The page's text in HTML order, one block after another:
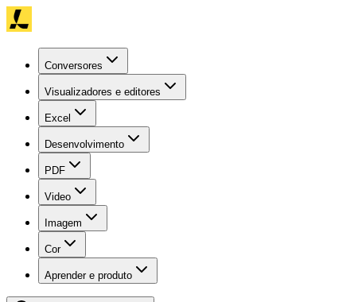
Conversores
Visualizadores e editores
Excel
Desenvolvimento
PDF
Video
Imagem
Cor
Aprender e produto